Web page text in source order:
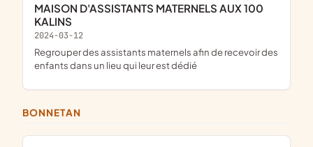
MAISON D'ASSISTANTS MATERNELS AUX 100
KALINS
2024-03-12
regrouper des assistants maternels afin de recevoir des
enfants dans un lieu qui leur est dédié
BONNETAN